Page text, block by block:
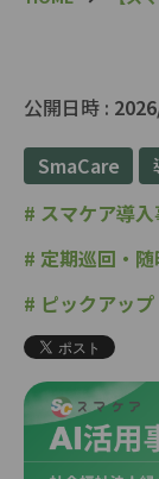
公開日時 :
SmaCare
# スマケア導
# 定期巡回・
# ピックアップ